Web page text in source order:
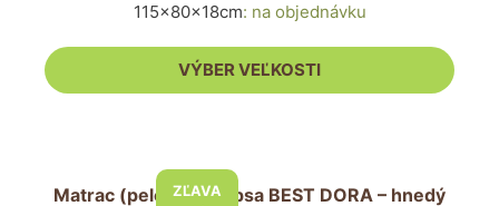
115x80x18cm: na objednávku
VÝBER VEĽKOSTI
vybrať
ZĽAVA
Matrac (pelech) pre psa BEST DORA – hnedý